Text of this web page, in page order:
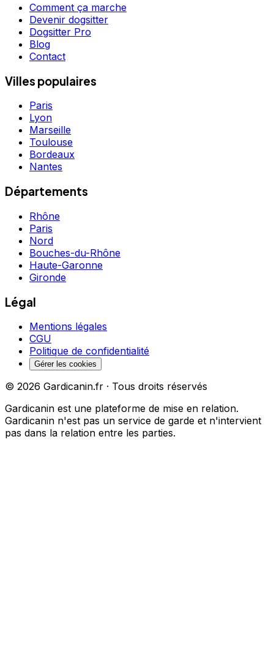
Comment ça marche
Devenir dogsitter
Dogsitter Pro
Blog
Contact
Villes populaires
Paris
Lyon
Marseille
Toulouse
Bordeaux
Nantes
Départements
Rhône
Paris
Nord
Bouches-du-Rhône
Haute-Garonne
Gironde
Légal
Mentions légales
CGU
Politique de confidentialité
Gérer les cookies
© 2026 Gardicanin.fr · Tous droits réservés
Gardicanin est une plateforme de mise en relation.
Gardicanin n'est pas un service de garde et n'intervient
pas dans la relation entre les parties.